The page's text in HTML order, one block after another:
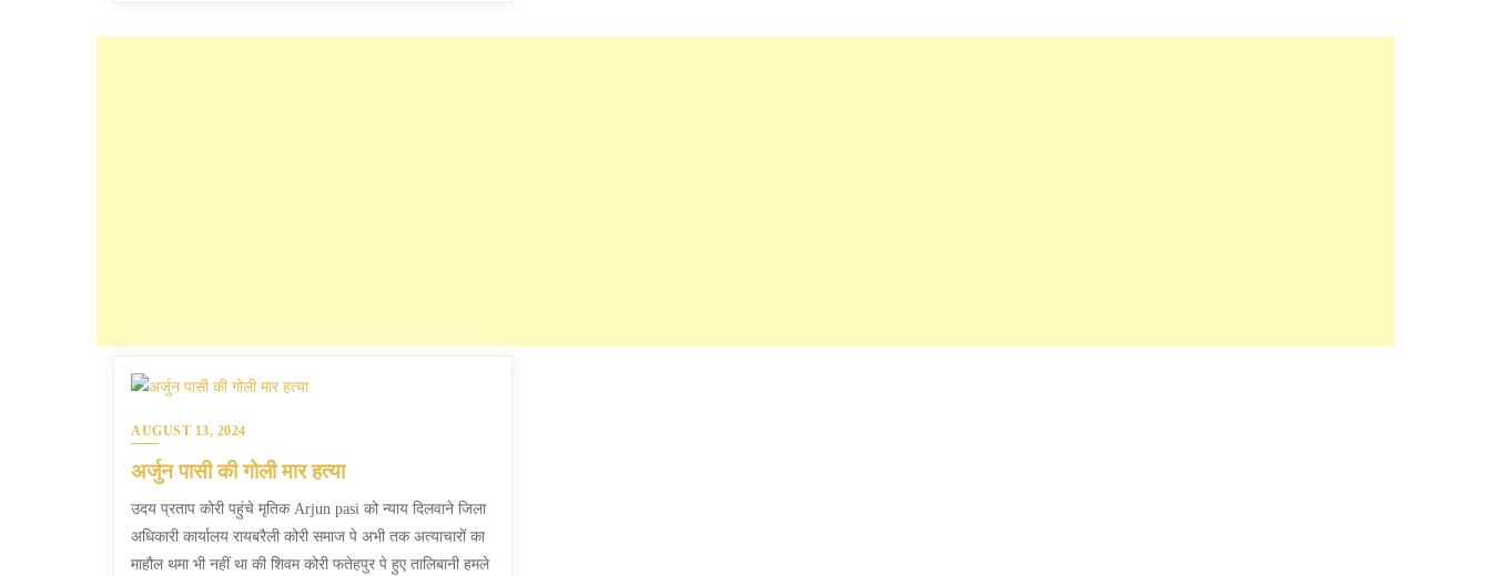
AUGUST 13, 2024
अर्जुन पासी की गोली मार हत्या
उदय प्रताप कोरी पहुंचे मृतिक Arjun pasi को न्याय दिलवाने जिला
अधिकारी कार्यालय रायबरैली कोरी समाज पे अभी तक अत्याचारों का
माहौल थमा भी नहीं था की शिवम कोरी फतेहपुर पे हुए तालिबानी हमले